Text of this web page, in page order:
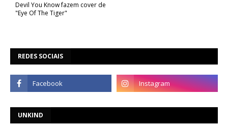
Devil You Know fazem cover de
"Eye Of The Tiger"
REDES SOCIAIS
UNKIND